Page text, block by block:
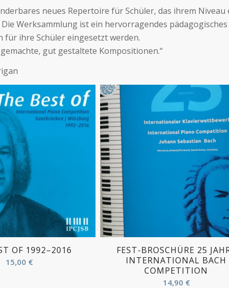
neues Repertoire für Schüler, das ihrem
Werksammlung ist ein hervorragendes
für ihre Schüler eingesetzt werden.
gut gestaltete Kompositionen.“
OF 1992–2016
15,00 €
FEST-BROSCHÜRE 25
INTERNATIONAL BACH
COMPETITION
14,90 €